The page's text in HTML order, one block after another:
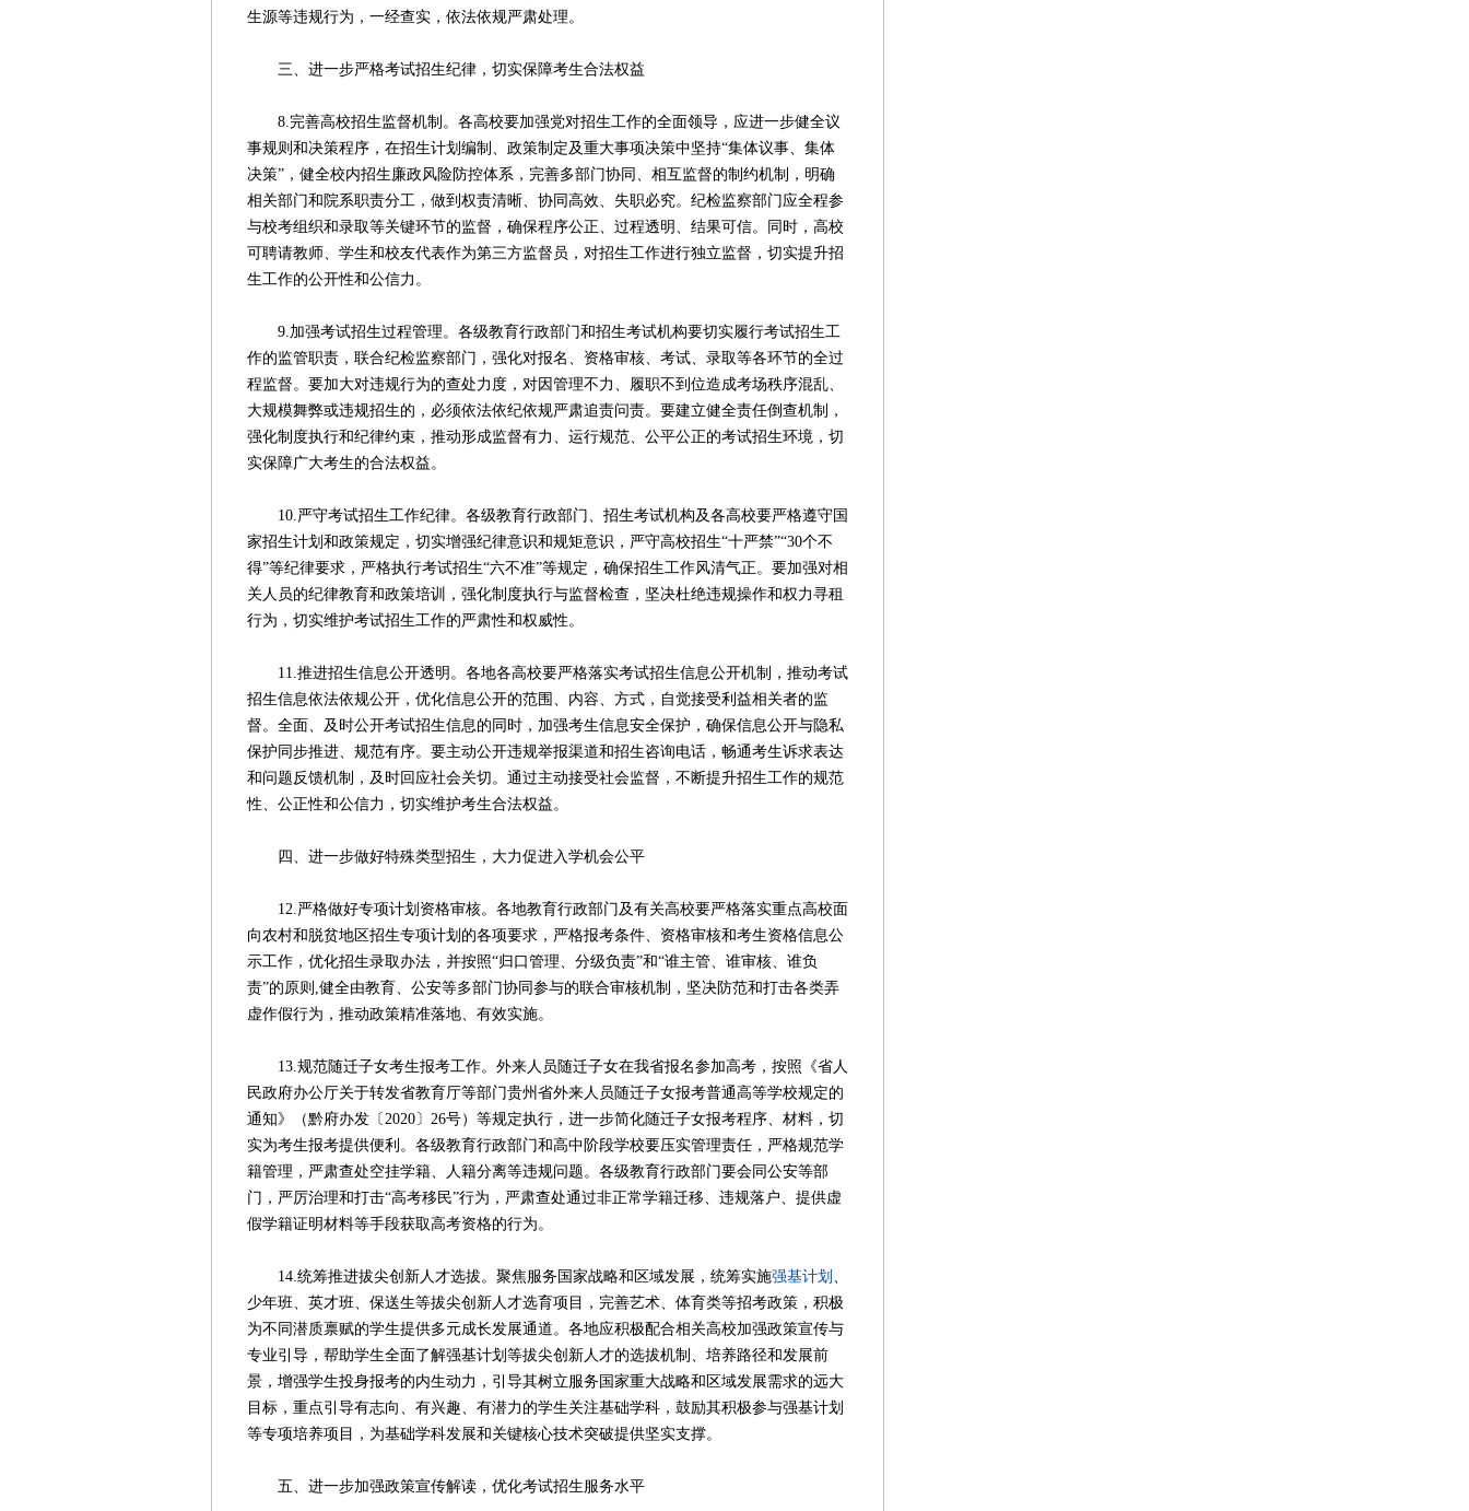
生源等违规行为，一经查实，依法依规严肃处理。
三、进一步严格考试招生纪律，切实保障考生合法权益
8.完善高校招生监督机制。各高校要加强党对招生工作的全面领导，应进一步健全议
事规则和决策程序，在招生计划编制、政策制定及重大事项决策中坚持“集体议事、集体
决策”，健全校内招生廉政风险防控体系，完善多部门协同、相互监督的制约机制，明确
相关部门和院系职责分工，做到权责清晰、协同高效、失职必究。纪检监察部门应全程参
与校考组织和录取等关键环节的监督，确保程序公正、过程透明、结果可信。同时，高校
可聘请教师、学生和校友代表作为第三方监督员，对招生工作进行独立监督，切实提升招
生工作的公开性和公信力。
9.加强考试招生过程管理。各级教育行政部门和招生考试机构要切实履行考试招生工
作的监管职责，联合纪检监察部门，强化对报名、资格审核、考试、录取等各环节的全过
程监督。要加大对违规行为的查处力度，对因管理不力、履职不到位造成考场秩序混乱、
大规模舞弊或违规招生的，必须依法依纪依规严肃追责问责。要建立健全责任倒查机制，
强化制度执行和纪律约束，推动形成监督有力、运行规范、公平公正的考试招生环境，切
实保障广大考生的合法权益。
10.严守考试招生工作纪律。各级教育行政部门、招生考试机构及各高校要严格遵守国
家招生计划和政策规定，切实增强纪律意识和规矩意识，严守高校招生“十严禁”“30个不
得”等纪律要求，严格执行考试招生“六不准”等规定，确保招生工作风清气正。要加强对相
关人员的纪律教育和政策培训，强化制度执行与监督检查，坚决杜绝违规操作和权力寻租
行为，切实维护考试招生工作的严肃性和权威性。
11.推进招生信息公开透明。各地各高校要严格落实考试招生信息公开机制，推动考试
招生信息依法依规公开，优化信息公开的范围、内容、方式，自觉接受利益相关者的监
督。全面、及时公开考试招生信息的同时，加强考生信息安全保护，确保信息公开与隐私
保护同步推进、规范有序。要主动公开违规举报渠道和招生咨询电话，畅通考生诉求表达
和问题反馈机制，及时回应社会关切。通过主动接受社会监督，不断提升招生工作的规范
性、公正性和公信力，切实维护考生合法权益。
四、进一步做好特殊类型招生，大力促进入学机会公平
12.严格做好专项计划资格审核。各地教育行政部门及有关高校要严格落实重点高校面
向农村和脱贫地区招生专项计划的各项要求，严格报考条件、资格审核和考生资格信息公
示工作，优化招生录取办法，并按照“归口管理、分级负责”和“谁主管、谁审核、谁负
责”的原则,健全由教育、公安等多部门协同参与的联合审核机制，坚决防范和打击各类弄
虚作假行为，推动政策精准落地、有效实施。
13.规范随迁子女考生报考工作。外来人员随迁子女在我省报名参加高考，按照《省人
民政府办公厅关于转发省教育厅等部门贵州省外来人员随迁子女报考普通高等学校规定的
通知》（黔府办发〔2020〕26号）等规定执行，进一步简化随迁子女报考程序、材料，切
实为考生报考提供便利。各级教育行政部门和高中阶段学校要压实管理责任，严格规范学
籍管理，严肃查处空挂学籍、人籍分离等违规问题。各级教育行政部门要会同公安等部
门，严厉治理和打击“高考移民”行为，严肃查处通过非正常学籍迁移、违规落户、提供虚
假学籍证明材料等手段获取高考资格的行为。
14.统筹推进拔尖创新人才选拔。聚焦服务国家战略和区域发展，统筹实施强基计划 、
少年班、英才班、保送生等拔尖创新人才选育项目，完善艺术、体育类等招考政策，积极
为不同潜质禀赋的学生提供多元成长发展通道。各地应积极配合相关高校加强政策宣传与
专业引导，帮助学生全面了解强基计划等拔尖创新人才的选拔机制、培养路径和发展前
景，增强学生投身报考的内生动力，引导其树立服务国家重大战略和区域发展需求的远大
目标，重点引导有志向、有兴趣、有潜力的学生关注基础学科，鼓励其积极参与强基计划
等专项培养项目，为基础学科发展和关键核心技术突破提供坚实支撑。
五、进一步加强政策宣传解读，优化考试招生服务水平